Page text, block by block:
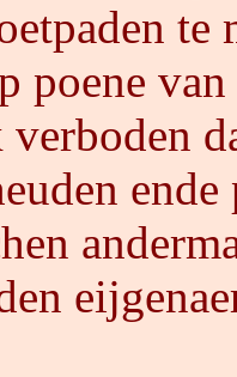
te
poene